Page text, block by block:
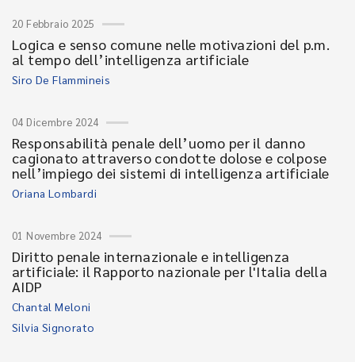
20 Febbraio 2025
Logica e senso comune nelle motivazioni del p.m.
al tempo dell’intelligenza artificiale
Siro De Flammineis
04 Dicembre 2024
Responsabilità penale dell’uomo per il danno
cagionato attraverso condotte dolose e colpose
nell’impiego dei sistemi di intelligenza artificiale
Oriana Lombardi
01 Novembre 2024
Diritto penale internazionale e intelligenza
artificiale: il Rapporto nazionale per l'Italia della
AIDP
Chantal Meloni
Silvia Signorato